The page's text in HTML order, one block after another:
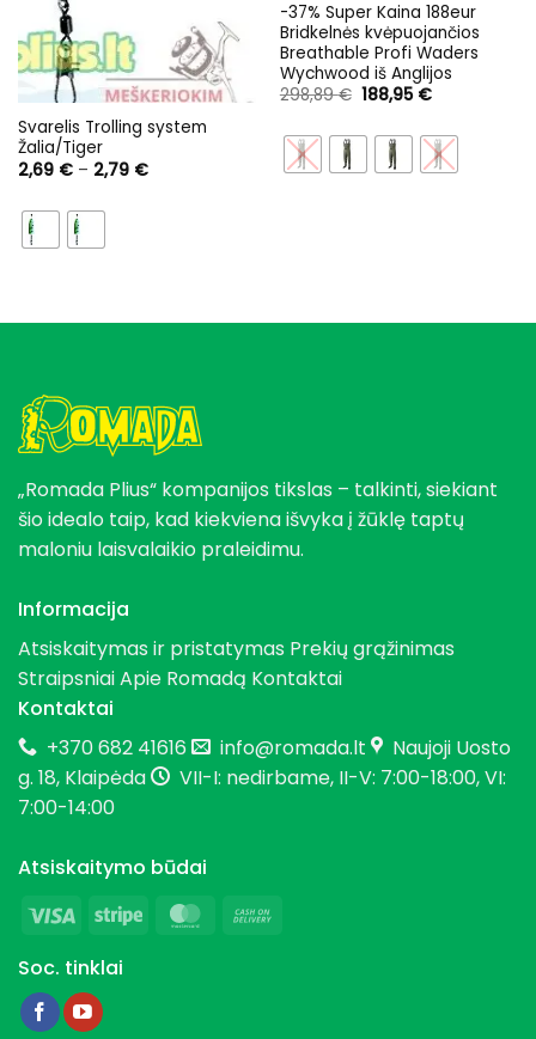
Svarelis Trolling system
Žalia/Tiger
2,69 € – 2,79 €Price
-37% Super Kaina 188eur
Bridkelnės kvėpuojančios
Breathable Profi Waders
Wychwood iš Anglijos
298,89€ Original
price
298,89 €.
188,95 €Current
188,95 €.
„Romada Plius“ kompanijos tikslas – talkinti, siekiant
šio idealo taip, kad kiekviena išvyka į žūklę taptų
maloniu laisvalaikio praleidimu.
Informacija
Atsiskaitymas ir pristatymas Prekių grąžinimas
StraipsniaiApie Romadą Kontaktai
Kontaktai
+370 682 41616
info@romada.lt
Naujoji Uosto
g. 18, Klaipėda
VII-I: nedirbame, II-V: 7:00-18:00, VI:
7:00-14:00
Atsiskaitymo būdai
Visa
Stripe MasterCard
Soc. tinklai